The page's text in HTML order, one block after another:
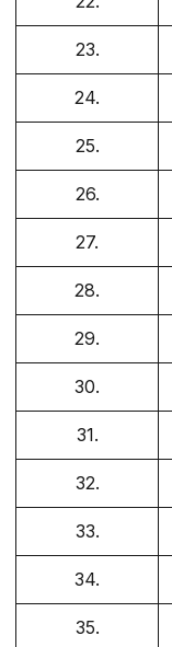
23.
24.
25.
26.
27.
28.
29.
30.
31.
32.
33.
34.
35.